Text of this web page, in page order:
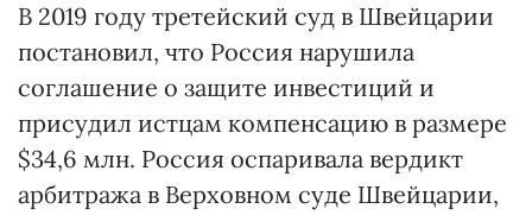
В 2019 году третейский суд в Швейцарии
постановил, что Россия нарушила
соглашение о защите инвестиций и
присудил истцам компенсацию в размере
$34,6 млн. Россия оспаривала вердикт
арбитража в Верховном суде Швейцарии,